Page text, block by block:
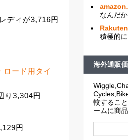
ディが3,716円
ード用タイ
り3,304円
円
なんだ
Rakuten
積極的
海外通販
較するこ
ームに商